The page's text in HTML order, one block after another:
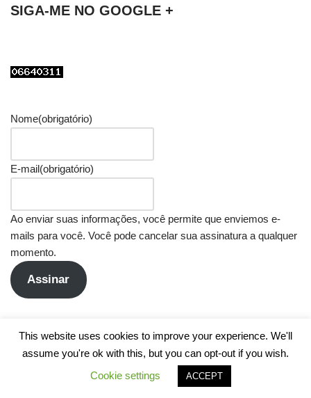
SIGA-ME NO GOOGLE +
Nome(obrigatório)
E-mail(obrigatório)
Ao enviar suas informações, você permite que enviemos e-
mails para você. Você pode cancelar sua assinatura a qualquer
momento.
Assinar
This website uses cookies to improve your experience. We'll
assume you're ok with this, but you can opt-out if you wish.
Cookie settings
ACCEPT